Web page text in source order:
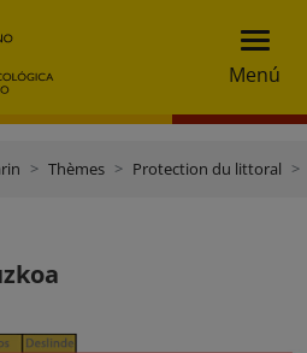
Menú
Thèmes Protection du littoral